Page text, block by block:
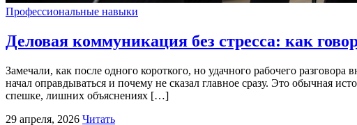
Профессиональные навыки
Деловая коммуникация без стресса: как
Замечали, как после одного короткого, но удачного рабочего
начал оправдываться и почему не сказал главное сразу. Это обычная
спешке, лишних объяснениях […]
29 апреля, 2026 Читать